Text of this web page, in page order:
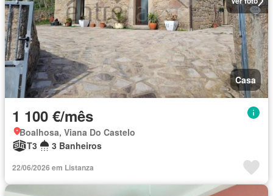
Casa
1 100 €/mês
Boalhosa, Viana Do Castelo
T3
3 Banheiros
22/06/2026 em Listanza